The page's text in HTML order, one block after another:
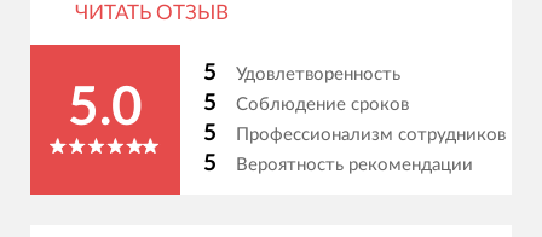
ЧИТАТЬ ОТЗЫВ
5.0
5 Удовлетворенность
5 Соблюдение сроков
5 Профессионализм сотрудников
5 Вероятность рекомендации